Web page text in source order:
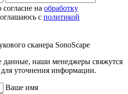
на обработку
с политикой
сканера SonoScape
данные, наши менеджеры свяжутся
уточнения информации.
Ваше имя